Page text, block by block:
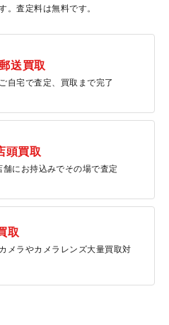
。査定料は無料です。
送買取
ご自宅で査定、買取まで完了
頭買取
舗にお持込みでその場で査定
取
メラやカメラレンズ大量買取対